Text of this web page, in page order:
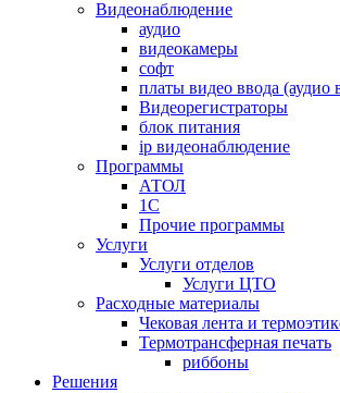
Видеонаблюдение
аудио
видеокамеры
софт
платы видео ввода (аудио
Видеорегистраторы
блок питания
ip видеонаблюдение
Программы
АТОЛ
1С
Прочие программы
Услуги
Услуги отделов
Услуги ЦТО
Расходные материалы
Чековая лента и
Термотрансферная печать
риббоны
Решения